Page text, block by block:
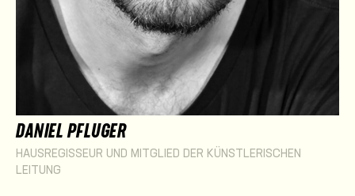
DANIEL PFLUGER
HAUSREGISSEUR UND MITGLIED DER KÜNSTLERISCHEN
LEITUNG